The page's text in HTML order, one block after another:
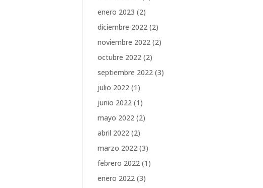
enero 2023 (2)
diciembre 2022 (2)
noviembre 2022 (2)
octubre 2022 (2)
septiembre 2022 (3)
julio 2022 (1)
junio 2022 (1)
mayo 2022 (2)
abril 2022 (2)
marzo 2022 (3)
febrero 2022 (1)
enero 2022 (3)